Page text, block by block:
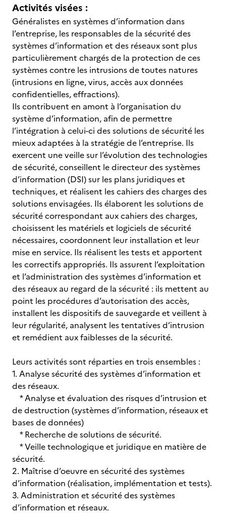
Activités visées :
Généralistes en systèmes d’information dans
l’entreprise, les responsables de la sécurité des
systèmes d’information et des réseaux sont plus
particulièrement chargés de la protection de ces
systèmes contre les intrusions de toutes natures
(intrusions en ligne, virus, accès aux données
confidentielles, effractions).
Ils contribuent en amont à l’organisation du
système d’information, afin de permettre
l’intégration à celui-ci des solutions de sécurité les
mieux adaptées à la stratégie de l’entreprise. Ils
exercent une veille sur l’évolution des technologies
de sécurité, conseillent le directeur des systèmes
d’information (DSI) sur les plans juridiques et
techniques, et réalisent les cahiers des charges des
solutions envisagées. Ils élaborent les solutions de
sécurité correspondant aux cahiers des charges,
choisissent les matériels et logiciels de sécurité
nécessaires, coordonnent leur installation et leur
mise en service. Ils réalisent les tests et apportent
les correctifs appropriés. Ils assurent l’exploitation
et l’administration des systèmes d’information et
des réseaux au regard de la sécurité : ils mettent au
point les procédures d’autorisation des accès,
installent les dispositifs de sauvegarde et veillent à
leur régularité, analysent les tentatives d’intrusion
et remédient aux faiblesses de la sécurité.
Leurs activités sont réparties en trois ensembles :
1. Analyse sécurité des systèmes d’information et
des réseaux.
* Analyse et évaluation des risques d’intrusion et
de destruction (systèmes d’information, réseaux et
bases de données)
* Recherche de solutions de sécurité.
* Veille technologique et juridique en matière de
sécurité.
2. Maîtrise d’oeuvre en sécurité des systèmes
d’information (réalisation, implémentation et tests).
3. Administration et sécurité des systèmes
d’information et réseaux.